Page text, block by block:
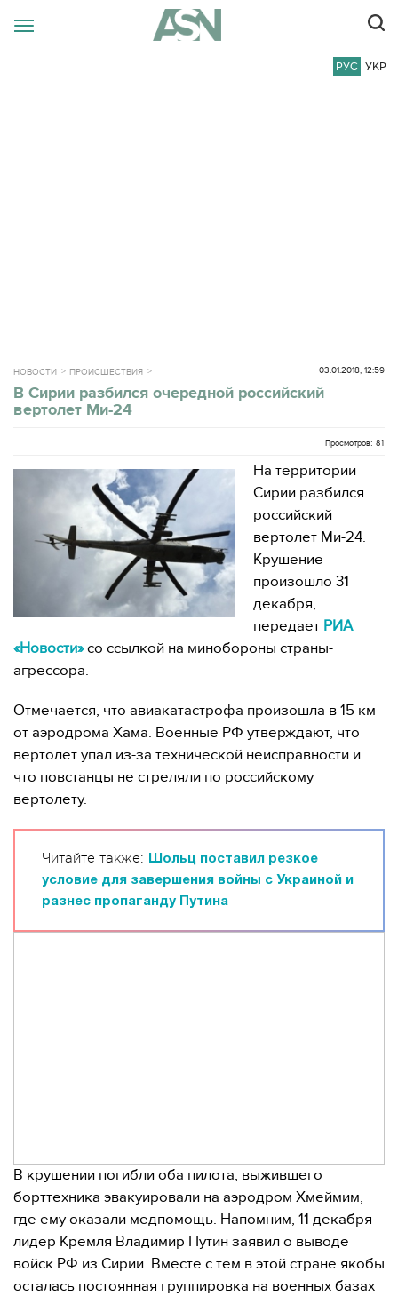
РУС УКР
НОВОСТИ ПРОИСШЕСТВИЯ 03.01.2018, 12:59
В Сирии разбился очередной российский
вертолет Ми-24
Просмотров: 81
На территории
Сирии разбился
российский
вертолет Ми-24.
Крушение
произошло 31
декабря,
передает РИА
«Новости»со ссылкой на минобороны страны-
агрессора.
Отмечается, что авиакатастрофа произошла в 15 км
от аэродрома Хама. Военные РФ утверждают, что
вертолет упал из-за технической неисправности и
что повстанцы не стреляли по российскому
вертолету.
Читайте также:
Шольц поставил резкое
условие для завершения войны с Украиной и
разнес пропаганду Путина
В крушении погибли оба пилота, выжившего
борттехника эвакуировали на аэродром Хмеймим,
где ему оказали медпомощь. Напомним, 11 декабря
лидер Кремля Владимир Путин заявил о выводе
войск РФ из Сирии. Вместе с тем в этой стране якобы
осталась постоянная группировка на военных базах